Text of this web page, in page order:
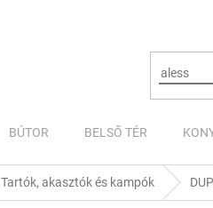
BÚTOR BELSŐ TÉR
Tartók, akasztók és kampók